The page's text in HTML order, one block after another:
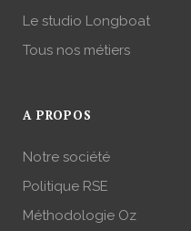
Le studio Longboat
Tous nos métiers
A PROPOS
Notre société
Politique RSE
Méthodologie Oz